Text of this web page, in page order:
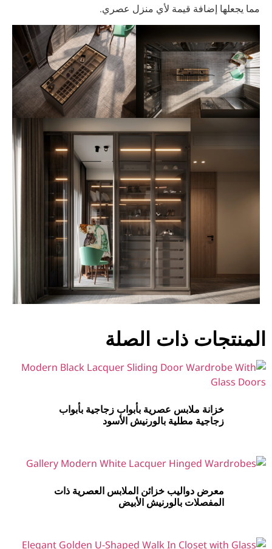
مما يجعلها إضافة قيمة لأي منزل عصري.
المنتجات ذات الصلة
خزانة ملابس عصرية بأبواب زجاجية بأبواب
زجاجية مطلية بالورنيش الأسود
معرض دواليب خزائن الملابس العصرية ذات
المفصلات بالورنيش الأبيض